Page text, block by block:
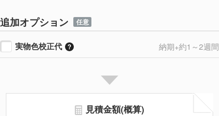
追加オプション 任意
実物色校正代 納期+約1～2週間
見積金額(概算)